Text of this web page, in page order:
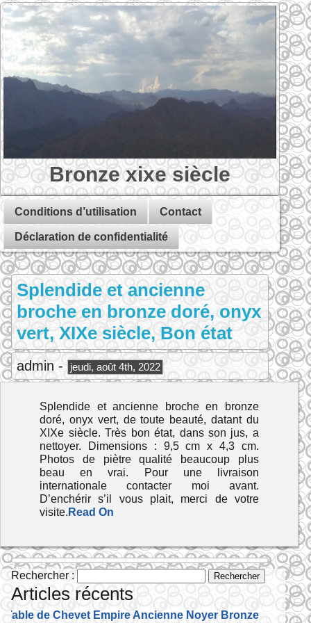
Bronze xixe siècle
Conditions d’utilisation Contact
Déclaration de confidentialité
Splendide et ancienne
broche en bronze doré, onyx
vert, XIXe siècle, Bon état
admin - jeudi, août 4th, 2022
Splendide et ancienne broche en bronze
doré, onyx vert, de toute beauté, datant du
XIXe siècle. Très bon état, dans son jus, a
nettoyer. Dimensions : 9,5 cm x 4,3 cm.
Photos de piètre qualité beaucoup plus
beau en vrai. Pour une livraison
internationale contacter moi avant.
D’enchérir s’il vous plait, merci de votre
visite. Read On
Rechercher :
Articles récents
Table de Chevet Empire Ancienne Noyer Bronze